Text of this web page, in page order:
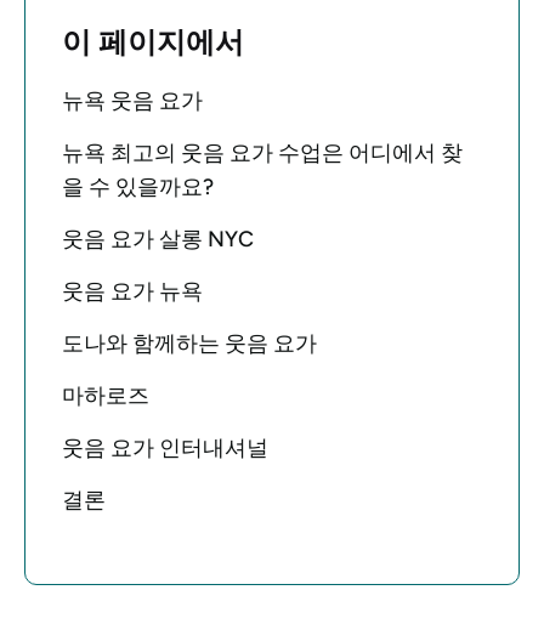
이 페이지에서
뉴욕 웃음 요가
뉴욕 최고의 웃음 요가 수업은 어디에서 찾
을 수 있을까요?
웃음 요가 살롱 NYC
웃음 요가 뉴욕
도나와 함께하는 웃음 요가
마하로즈
웃음 요가 인터내셔널
결론